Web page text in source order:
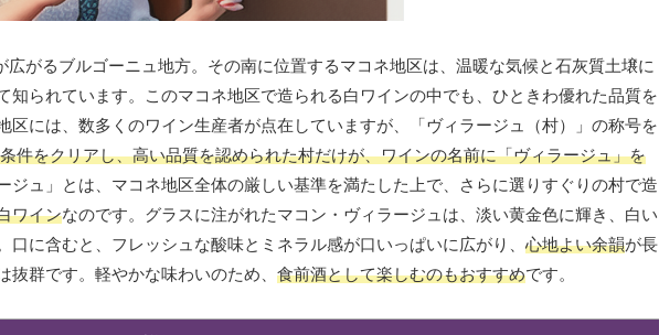
がるブルゴーニュ地方。その南に位置するマコネ地区は、温暖な気候と石灰質土壌に
知られています。このマコネ地区で造られる白ワインの中でも、ひときわ優れた品質を
には、数多くのワイン生産者が点在していますが、「ヴィラージュ（村）」の称号を
件をクリアし、高い品質を認められた村だけが、ワインの名前に「ヴィラージュ」を
ジュ」とは、マコネ地区全体の厳しい基準を満たした上で、さらに選りすぐりの村で造
ワインなのです。グラスに注がれたマコン・ヴィラージュは、淡い黄金色に輝き、白い
に含むと、フレッシュな酸味とミネラル感が口いっぱいに広がり、 心地よい余韻が長
群です。軽やかな味わいのため、 食前酒として楽しむのもおすすめです。